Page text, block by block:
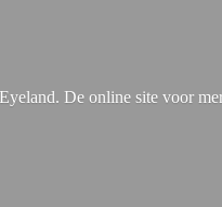
De online site voor